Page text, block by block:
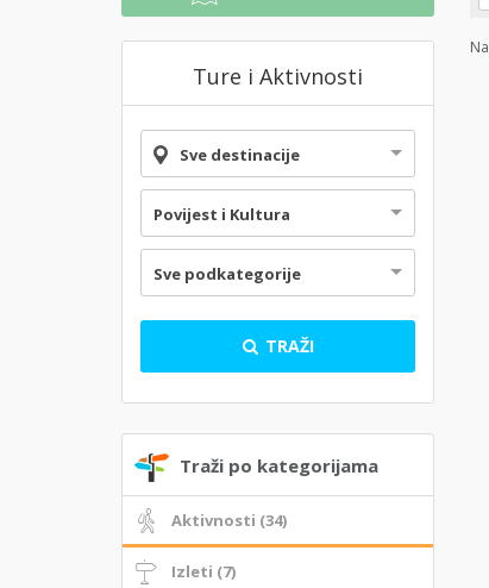
Ture i Aktivnosti
Sve destinacije
Povijest i Kultura
Sve podkategorije
TRAŽI
Traži po kategorijama
Aktivnosti (34)
Izleti (7)